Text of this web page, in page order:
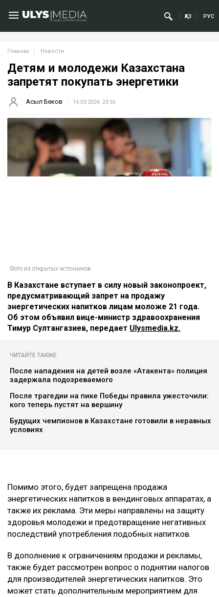
ҚАЗ РУС
Главная Новости
Детям и молодежи Казахстана
запретят покупать энергетики
Асыл Беков 14.03.2024, 23:55
Фото из открытых источников
В Казахстане вступает в силу новый законопроект,
предусматривающий запрет на продажу
энергетических напитков лицам моложе 21 года.
Об этом объявил вице-министр здравоохранения
Тимур Султангазиев, передает Ulysmedia.kz.
ЧИТАЙТЕ ТАКЖЕ
После нападения на детей возле «Атакента» полиция
задержала подозреваемого
После трагедии на пике Победы правила ужесточили:
кого теперь пустят на вершину
Будущих чемпионов в Казахстане готовили в неравных
условиях
Помимо этого, будет запрещена продажа
энергетических напитков в вендинговых аппаратах, а
также их реклама. Эти меры направлены на защиту
здоровья молодежи и предотвращение негативных
последствий употребления подобных напитков.
В дополнение к ограничениям продажи и рекламы,
также будет рассмотрен вопрос о поднятии налогов
для производителей энергетических напитков. Это
может стать дополнительным мероприятием для